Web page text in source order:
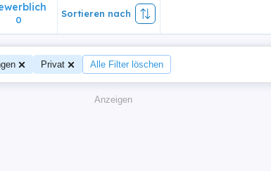
0
Sortieren nach
Privat Alle Filter löschen
Anzeigen